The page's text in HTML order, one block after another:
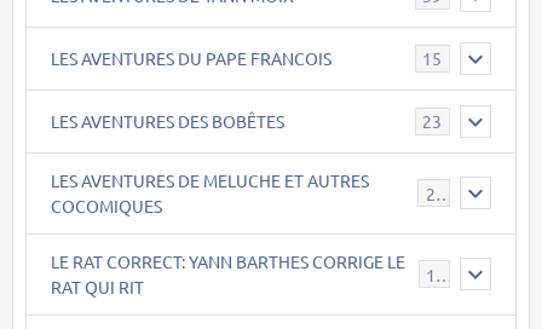
LES AVENTURES DU PAPE FRANCOIS 15
LES AVENTURES DES BOBÊTES 23
LES AVENTURES DE MELUCHE ET AUTRES
COCOMIQUES
22
LE RAT CORRECT: YANN BARTHES CORRIGE LE
RAT QUI RIT
15